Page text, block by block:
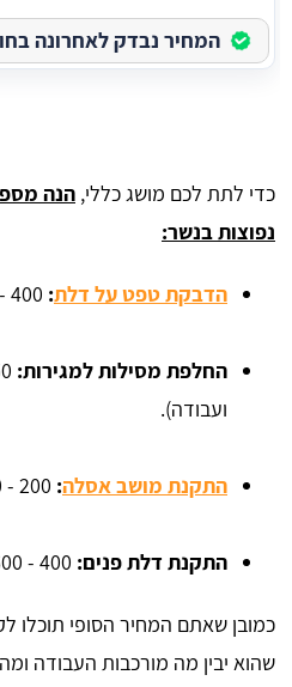
המחיר נבדק לאחרונה
כדי לתת לכם מושג כללי, הנה
נפוצות בנשר:
הדבקת טפט על דלת: 400 - 600 ש"ח (מחיר לצד אחד).
החלפת מסילות למגירות:
ועבודה).
התקנת מושב אסלה: 200 - 250 ש"ח.
התקנת דלת פנים: 400 - 600 ש"ח (התקנה בלבד).
כמובן שאתם המחיר הסופי תוכלו
שהוא יבין מה מורכבות העבודה